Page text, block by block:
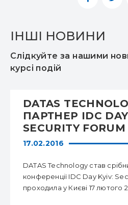
ІНШІ НОВИНИ
Слідкуйте за нашими
курсі подій
17.02.2016
DATAS
ПАРТНЕР IDC DAY
SECURITY
DATAS Technology став
конференції IDC Day Kyiv:
проходила у Києві 17 лютого